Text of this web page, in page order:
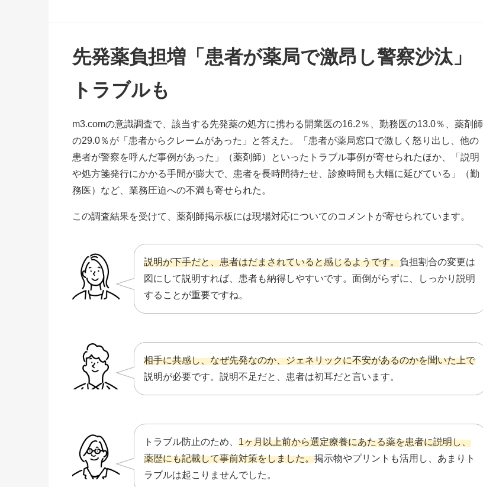
先発薬負担増「患者が薬局で激昂し警察沙汰」
トラブルも
m3.comの意識調査で、該当する先発薬の処方に携わる開業医の16.2％、勤務医の13.0％、薬剤師
の29.0％が「患者からクレームがあった」と答えた。「患者が薬局窓口で激しく怒り出し、他の
患者が警察を呼んだ事例があった」（薬剤師）といったトラブル事例が寄せられたほか、「説明
や処方箋発行にかかる手間が膨大で、患者を長時間待たせ、診療時間も大幅に延びている」（勤
務医）など、業務圧迫への不満も寄せられた。
この調査結果を受けて、薬剤師掲示板には現場対応についてのコメントが寄せられています。
説明が下手だと、患者はだまされていると感じるようです。負担割合の変更は
図にして説明すれば、患者も納得しやすいです。面倒がらずに、しっかり説明
することが重要ですね。
相手に共感し、なぜ先発なのか、ジェネリックに不安があるのかを聞いた上で
説明が必要です。説明不足だと、患者は初耳だと言います。
トラブル防止のため、 1ヶ月以上前から選定療養にあたる薬を患者に説明し、
薬歴にも記載して事前対策をしました。掲示物やプリントも活用し、あまりト
ラブルは起こりませんでした。